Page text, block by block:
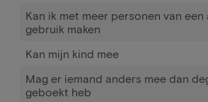
Kan ik met meer personen van een
gebruik maken
Kan mijn kind mee
Mag er iemand anders mee dan
geboekt heb